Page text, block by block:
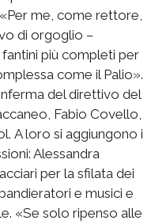
me, come rettore,
di orgoglio –
più completi per
come il Palio».
del direttivo del
Fabio Covello,
A loro si aggiungono i
Alessandra
per la sfilata dei
e musici e
«Se solo ripenso alle